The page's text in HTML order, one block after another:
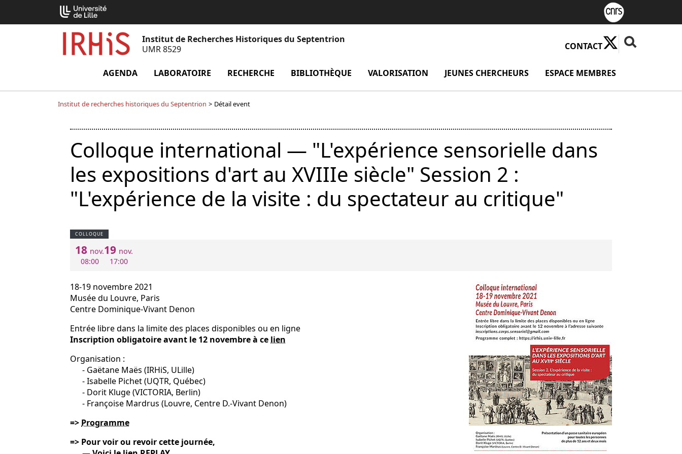
contenu
Institut de Recherches Historiques du Septentrion
UMR 8529
CONTACT
X ( Nouvelle
Rechercher
Fermer la
AGENDA LABORATOIRE menu Laboratoire
RECHERCHE menu Recherche
BIBLIOTHÈQUE menu Bibliothèque
VALORISATION menu Valorisation
JEUNES CHERCHEURS menu Jeunes chercheurs
ESPACE MEMBRES
Institut de recherches historiques du Septentrion > Détail event
Colloque international — "L'expérience sensorielle dans
les expositions d'art au XVIIIe siècle" Session 2 :
"L'expérience de la visite : du spectateur au critique"
COLLOQUE
18 nov.
08:00
19 nov.
17:00
18-19 novembre 2021
Musée du Louvre, Paris
Centre Dominique-Vivant Denon
Entrée libre dans la limite des places disponibles ou en ligne
Inscription obligatoire avant le 12 novembre à ce lien
Organisation :
- Gaëtane Maës (IRHiS, ULille)
- Isabelle Pichet (UQTR, Québec)
- Dorit Kluge (VICTORIA, Berlin)
- Françoise Mardrus (Louvre, Centre D.-Vivant Denon)
=> Programme
=> Pour voir ou revoir cette journée,
Cookies management panel